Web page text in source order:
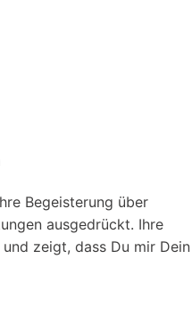
Begeisterung über
ausgedrückt. Ihre
zeigt, dass Du mir Dein